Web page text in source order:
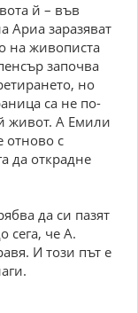
й – във
Ариа заразяват
на живописта
започва
но
са не по-
живот. А Емили
отново с
да открадне
да си пазят
сега, че А.
И този път е